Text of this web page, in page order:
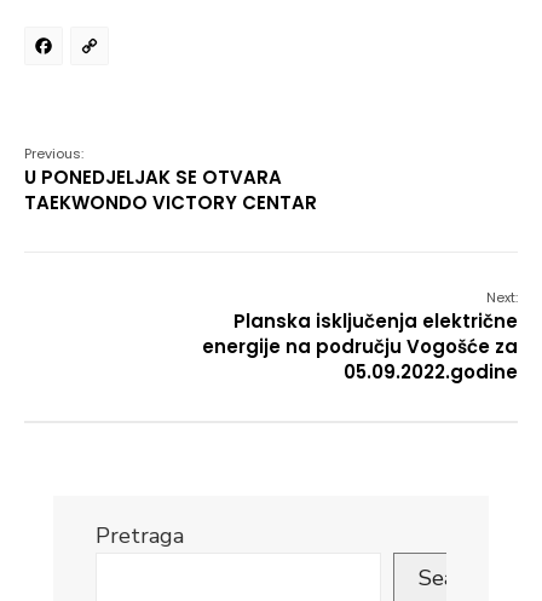
Facebook
Previous:
U PONEDJELJAK SE OTVARA
TAEKWONDO VICTORY CENTAR
Next:
Planska isključenja električne
energije na području Vogošće za
05.09.2022.godine
Pretraga
Search